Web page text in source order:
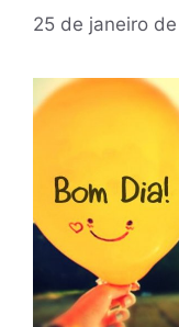
25 de janeiro